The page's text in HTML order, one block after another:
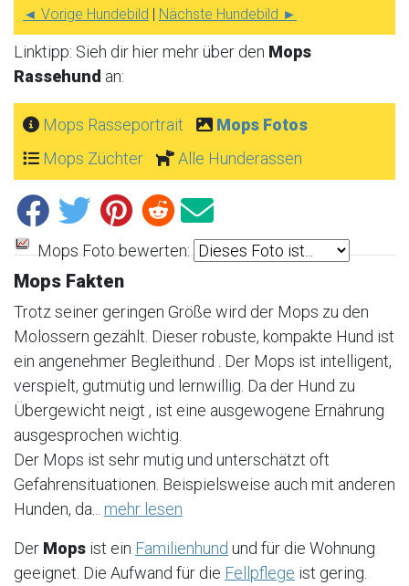
◄ Vorige Hundebild | Nächste Hundebild ►
Linktipp: Sieh dir hier mehr über den Mops
Rassehund an:
Mops Rasseportrait
Mops Fotos
Mops Züchter
Alle Hunderassen
Mops Foto bewerten:
Mops Fakten
Trotz seiner geringen Größe wird der Mops zu den
Molossern gezählt. Dieser robuste, kompakte Hund ist
ein angenehmer Begleithund . Der Mops ist intelligent,
verspielt, gutmütig und lernwillig. Da der Hund zu
Übergewicht neigt , ist eine ausgewogene Ernährung
ausgesprochen wichtig.
Der Mops ist sehr mutig und unterschätzt oft
Gefahrensituationen. Beispielsweise auch mit anderen
Hunden, da... mehr lesen
Der Mops ist ein Familienhund und für die Wohnung
geeignet. Die Aufwand für die Fellpflege ist gering.